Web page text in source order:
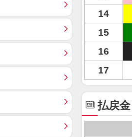
14
15
16
17
払戻金